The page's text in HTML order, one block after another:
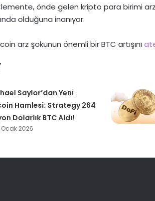
önde gelen kripto para birimi arz
olduğuna inanıyor.
arz şokunun önemli bir BTC artışını
Saylor’dan Yeni
Hamlesi: Strategy 264
Dolarlık BTC Aldı!
Ocak 2026